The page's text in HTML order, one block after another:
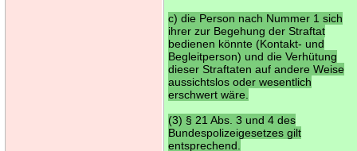
c) die Person nach Nummer 1 sich
ihrer zur Begehung der Straftat
bedienen könnte (Kontakt- und
Begleitperson) und die Verhütung
dieser Straftaten auf andere Weise
aussichtslos oder wesentlich
erschwert wäre.
(3) § 21 Abs. 3 und 4 des
Bundespolizeigesetzes gilt
entsprechend.